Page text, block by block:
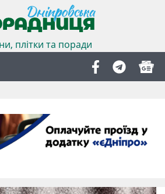
плітки та поради